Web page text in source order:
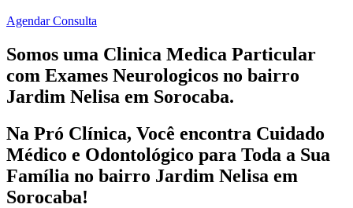
Agendar Consulta
Somos uma Clinica Medica Particular
com Exames Neurologicos no bairro
Jardim Nelisa em Sorocaba.
Na Pró Clínica, Você encontra Cuidado
Médico e Odontológico para Toda a Sua
Família no bairro Jardim Nelisa em
Sorocaba!